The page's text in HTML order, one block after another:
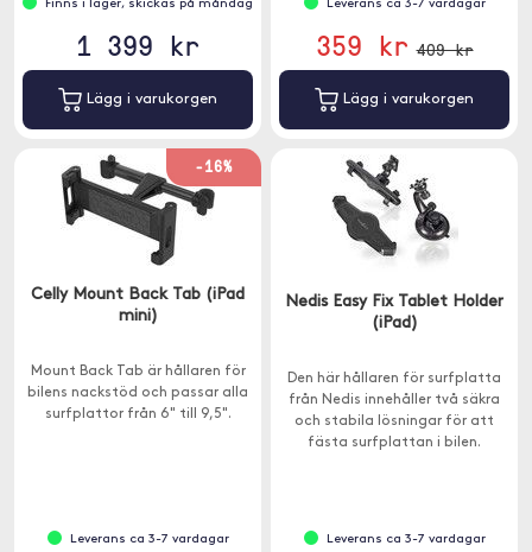
Finns i lager, skickas på måndag
1 399 kr
Lägg i varukorgen
Leverans ca 3-7 vardagar
359 kr 409 kr
Lägg i varukorgen
-16%
Celly Mount Back Tab (iPad
mini)
Mount Back Tab är hållaren för
bilens nackstöd och passar alla
surfplattor från 6" till 9,5".
Leverans ca 3-7 vardagar
Nedis Easy Fix Tablet Holder
(iPad)
Den här hållaren för surfplatta
från Nedis innehåller två säkra
och stabila lösningar för att
fästa surfplattan i bilen.
Leverans ca 3-7 vardagar